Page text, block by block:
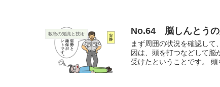
救急の知識と技術 No.64 脳しんとうの
まず周囲の状況を確認し
因は、頭を打つなどして脳
受けたということです。 頭